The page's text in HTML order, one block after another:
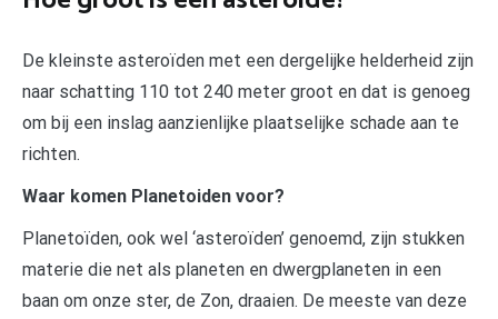
De kleinste asteroïden met een dergelijke helderheid zijn
naar schatting 110 tot 240 meter groot en dat is genoeg
om bij een inslag aanzienlijke plaatselijke schade aan te
richten.
Waar komen Planetoiden voor?
Planetoïden, ook wel ‘asteroïden’ genoemd, zijn stukken
materie die net als planeten en dwergplaneten in een
baan om onze ster, de Zon, draaien. De meeste van deze